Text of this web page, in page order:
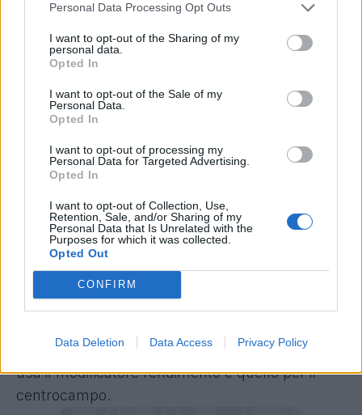
Personal Data Processing Opt Outs
I want to opt-out of the Sharing of my
personal data.
Opted In
I want to opt-out of the Sale of my
Personal Data.
Opted In
I want to opt-out of processing my
Personal Data for Targeted Advertising.
Opted In
I want to opt-out of Collection, Use,
Retention, Sale, and/or Sharing of my
Personal Data that Is Unrelated with the
Purposes for which it was collected.
Opted Out
CONFIRM
Data Deletion Data Access Privacy Policy
prezzo avuto quasi sempre all'asta, per la
posizione offensiva ricoperta in campo. Il tutto
rapportato a ciò che poi effettivamente ha
rendimento.
Sommando il monte dati e facendo un bilancio
complessivo, vengono fuori questi numeri:
, per intenderci la stessa che oggi ha il molto
meno propenso al bonuse compagno di
squadra Matic
vale a dire un -16.5 punti totali che
valgono quasi come 6 gol in meno nel computo
insufficienze. Fardello importante specie per chi
usa il modificatore rendimento e quello per il
centrocampo.